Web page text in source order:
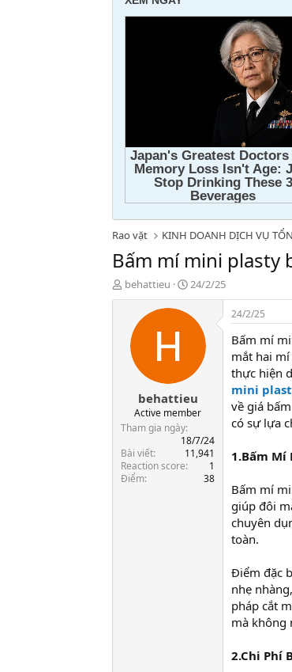
Rao vặt KINH DOANH DỊCH VỤ
Bấm mí mini plasty
T
h
t
r
behattieu
N
g
à
24/2/25
behattieu
Active member
Tham gia ngày
18/7/24
Bài viết
11,941
Reaction score
1
Điểm
38
24/2/25
Bấm mí
mắt hai
thực hiện
mini
về giá
có sự lựa
1.Bấm Mí
Bấm mí
giúp đôi
chuyên
toàn.
Điểm đặc
nhẹ
pháp cắt
mà không
2.Chi Phí